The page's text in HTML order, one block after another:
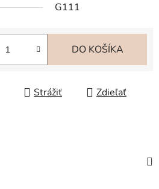
G111
DO KOŠÍKA
Strážiť Zdieľať